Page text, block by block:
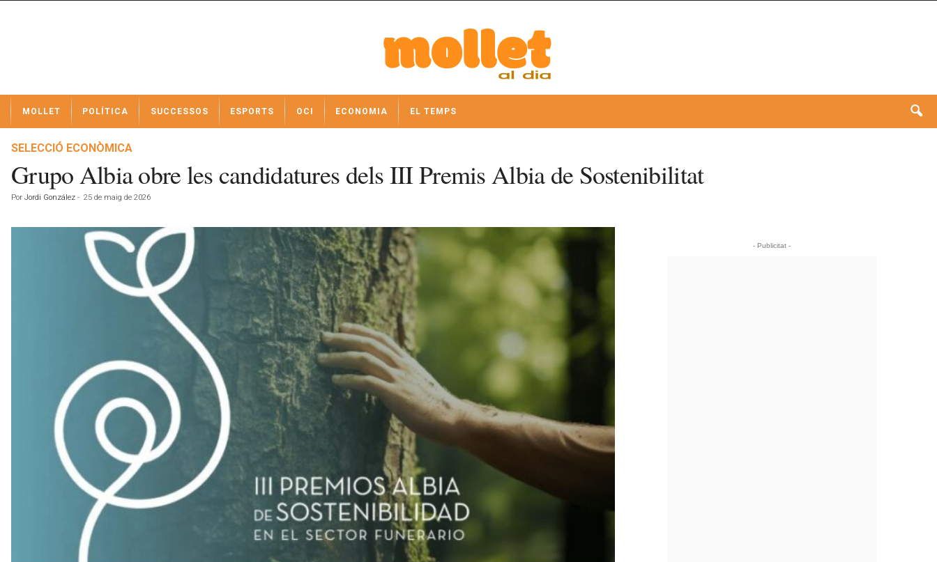
t
MOLLET POLÍTICA SUCCESSOS ESPORTS OCI ECONOMIA EL TEMPS
SELECCIÓ ECONÒMICA
Grupo Albia obre les candidatures dels III Premis Albia de Sostenibilitat
Por Jordi González - 25 de maig de 2026
- Publicitat -